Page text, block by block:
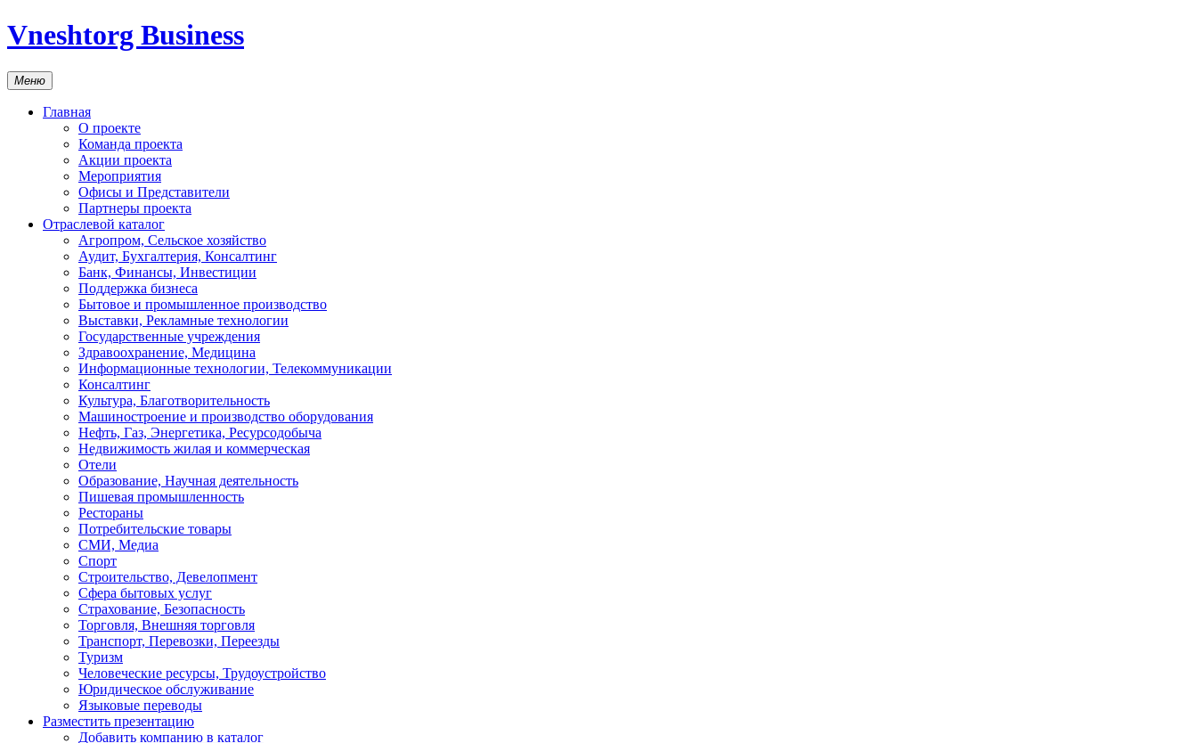
Vneshtorg Business
Меню
Главная
О проекте
Команда проекта
Акции проекта
Мероприятия
Офисы и Представители
Партнеры проекта
Отраслевой каталог
Агропром, Сельское хозяйство
Аудит, Бухгалтерия, Консалтинг
Банк, Финансы, Инвестиции
Поддержка бизнеса
Бытовое и промышленное производство
Выставки, Рекламные технологии
Государственные учреждения
Здравоохранение, Медицина
Информационные технологии, Телекоммуникации
Консалтинг
Культура, Благотворительность
Машиностроение и производство оборудования
Нефть, Газ, Энергетика, Ресурсодобыча
Недвижимость жилая и коммерческая
Отели
Образование, Научная деятельность
Пишевая промышленность
Рестораны
Потребительские товары
СМИ, Медиа
Спорт
Строительство, Девелопмент
Сфера бытовых услуг
Страхование, Безопасность
Торговля, Внешняя торговля
Транспорт, Перевозки, Переезды
Туризм
Человеческие ресурсы, Трудоустройство
Юридическое обслуживание
Языковые переводы
Разместить презентацию
Добавить компанию в каталог